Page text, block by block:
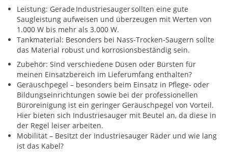
Leistung: Gerade Industriesauger sollten eine gute
Saugleistung aufweisen und überzeugen mit Werten von
1.000 W bis mehr als 3.000 W.
Tankmaterial: Besonders bei Nass-Trocken-Saugern sollte
das Material robust und korrosionsbeständig sein.
Zubehör: Sind verschiedene Düsen oder Bürsten für
meinen Einsatzbereich im Lieferumfang enthalten?
Geräuschpegel – besonders beim Einsatz in Pflege- oder
Bildungseinrichtungen sowie bei der professionellen
Büroreinigung ist ein geringer Geräuschpegel von Vorteil.
Hier bieten sich Industriesauger mit Beutel an, da diese in
der Regel leiser arbeiten.
Mobilität – Besitzt der Industriesauger Räder und wie lang
ist das Kabel?